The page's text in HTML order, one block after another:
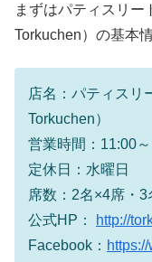
まずはパティスリー
Torkuchen）の基本
店名：パティスリ
Torkuchen）
営業時間：11:00
定休日：水曜日
席数：2名×4席・
公式HP：
http://
Facebook：